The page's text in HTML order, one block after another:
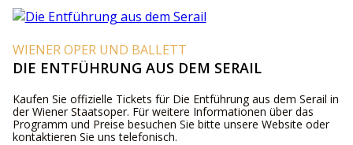
WIENER OPER UND BALLETT
DIE ENTFÜHRUNG AUS DEM SERAIL
Kaufen Sie offizielle Tickets für Die Entführung aus dem Serail in
der Wiener Staatsoper. Für weitere Informationen über das
Programm und Preise besuchen Sie bitte unsere Website oder
kontaktieren Sie uns telefonisch.